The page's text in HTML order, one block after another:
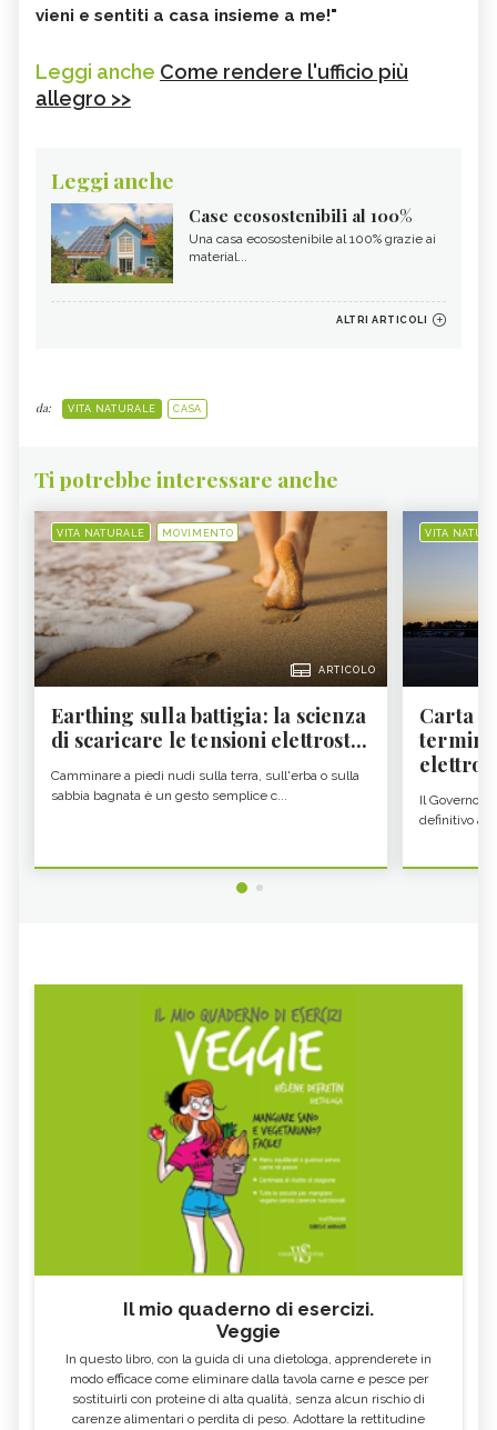
vieni e sentiti a casa insieme a me!"
Leggi anche Come rendere l'ufficio più
allegro >>
Leggi anche
Case ecosostenibili al 100%
Una casa ecosostenibile al 100% grazie ai
material...
ALTRI ARTICOLI
da: VITA NATURALE CASA
Ti potrebbe interessare anche
VITA NATURALE MOVIMENTO
ARTICOLO
Earthing sulla battigia: la scienza
di scaricare le tensioni elettrost...
Camminare a piedi nudi sulla terra, sull'erba o sulla
sabbia bagnata è un gesto semplice c...
VITA
Carta
Il Governo
definitivo
Il mio quaderno di esercizi.
Veggie
In questo libro, con la guida di una dietologa, apprenderete in
modo efficace come eliminare dalla tavola carne e pesce per
sostituirli con proteine di alta qualità, senza alcun rischio di
carenze alimentari o perdita di peso. Adottare la rettitudine